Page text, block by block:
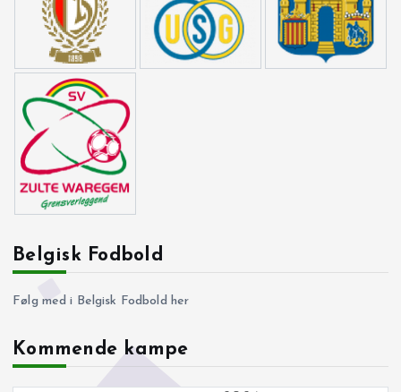
Belgisk Fodbold
Følg med i Belgisk Fodbold her
Kommende kampe